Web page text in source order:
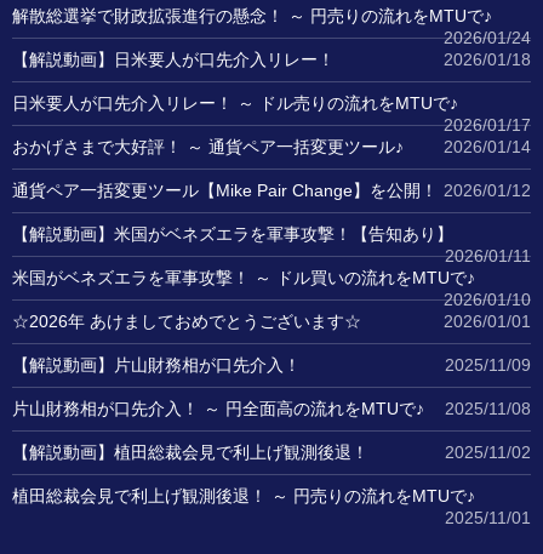
解散総選挙で財政拡張進行の懸念！ ～ 円売りの流れをMTUで♪
2026/01/24
【解説動画】日米要人が口先介入リレー！
2026/01/18
日米要人が口先介入リレー！ ～ ドル売りの流れをMTUで♪
2026/01/17
おかげさまで大好評！ ～ 通貨ペア一括変更ツール♪
2026/01/14
通貨ペア一括変更ツール【Mike Pair Change】を公開！ 2026/01/12
【解説動画】米国がベネズエラを軍事攻撃！【告知あり】
2026/01/11
米国がベネズエラを軍事攻撃！ ～ ドル買いの流れをMTUで♪
2026/01/10
☆2026年 あけましておめでとうございます☆
2026/01/01
【解説動画】片山財務相が口先介入！ 2025/11/09
片山財務相が口先介入！ ～ 円全面高の流れをMTUで♪ 2025/11/08
【解説動画】植田総裁会見で利上げ観測後退！ 2025/11/02
植田総裁会見で利上げ観測後退！ ～ 円売りの流れをMTUで♪
2025/11/01